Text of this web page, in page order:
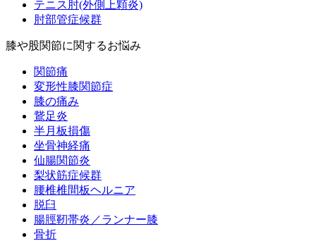
テニス肘(外側上顆炎)
肘部管症候群
膝や股関節に関するお悩み
関節痛
変形性膝関節症
膝の痛み
鵞足炎
半月板損傷
坐骨神経痛
仙腸関節炎
梨状筋症候群
腰椎椎間板ヘルニア
脱臼
腸脛靭帯炎／ランナー膝
骨折